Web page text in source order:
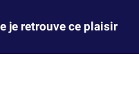
je retrouve ce plaisir